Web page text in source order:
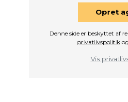
Opret
Denne side er beskyttet af
privatlivspolitikog
Vis